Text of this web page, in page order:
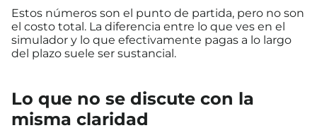
Estos números son el punto de partida, pero no son
el costo total. La diferencia entre lo que ves en el
simulador y lo que efectivamente pagas a lo largo
del plazo suele ser sustancial.
Lo que no se discute con la
misma claridad